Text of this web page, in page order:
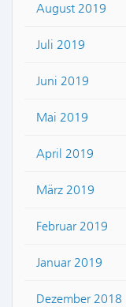
August 2019
Juli 2019
Juni 2019
Mai 2019
April 2019
März 2019
Februar 2019
Januar 2019
Dezember 2018